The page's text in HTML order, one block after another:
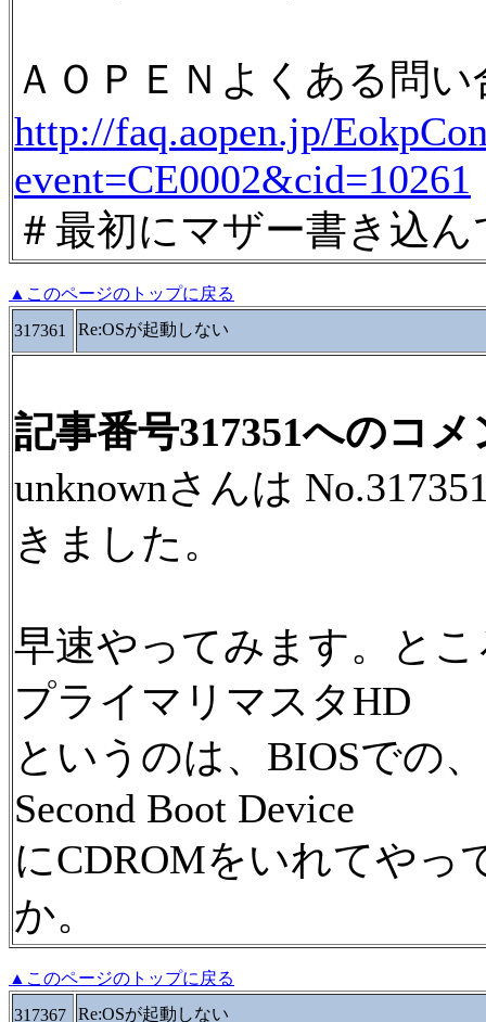
ＡＯＰＥＮよくある問
http://faq.aopen.jp/
event=CE0002&cid=10261
＃最初にマザー書き込
▲このページのトップに戻る
317361
Re:OSが起動しない
記事番号317351へのコメ
unknownさんは
きました。
早速やってみます。と
プライマリマスタHD
というのは、BIOSでの
Second Boot Device
にCDROMをいれてや
か。
▲このページのトップに戻る
317367
Re:OSが起動しない